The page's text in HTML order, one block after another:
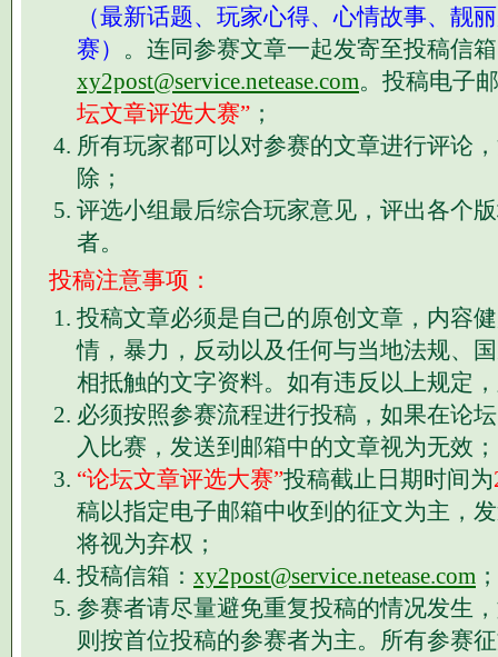
（最新话题、玩家心得、心情故事、靓
赛） 。连同参赛文章一起发寄至投稿信
xy2post@service.netease.com。投稿电子
坛文章评选大赛” ；
所有玩家都可以对参赛的文章进行评论
除；
评选小组最后综合玩家意见，评出各个
者。
投稿注意事项：
投稿文章必须是自己的原创文章，内容
情，暴力，反动以及任何与当地法规、
相抵触的文字资料。如有违反以上规定
必须按照参赛流程进行投稿，如果在论
入比赛，发送到邮箱中的文章视为无效；
“论坛文章评选大赛”投稿截止日期时间为
稿以指定电子邮箱中收到的征文为主，
将视为弃权；
投稿信箱： xy2post@service.netease.com ；
参赛者请尽量避免重复投稿的情况发生
则按首位投稿的参赛者为主。所有参赛